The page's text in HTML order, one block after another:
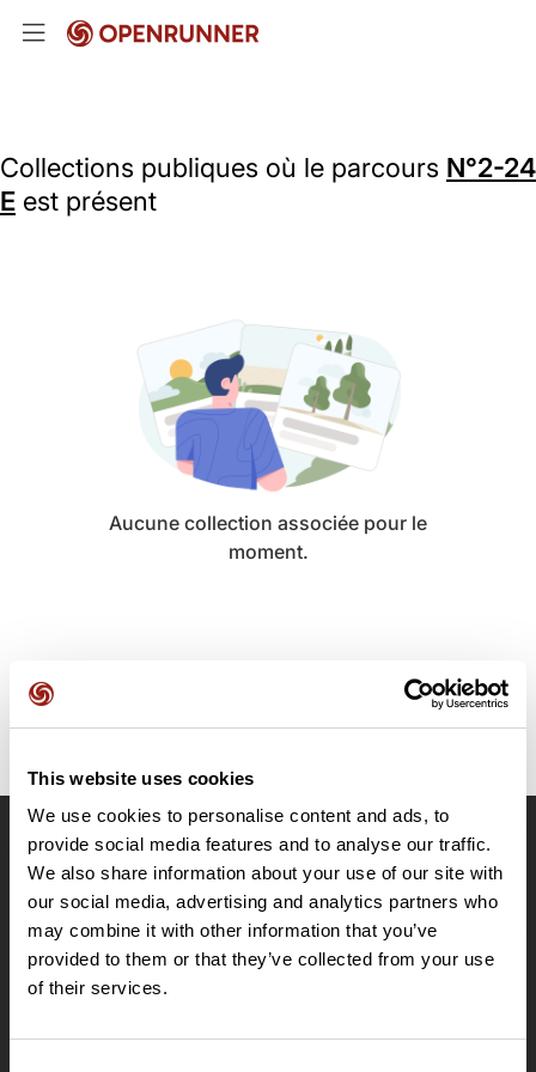
This website uses cookies
We use cookies to personalise content and ads, to
provide social media features and to analyse our traffic.
We also share information about your use of our site with
our social media, advertising and analytics partners who
may combine it with other information that you’ve
provided to them or that they’ve collected from your use
of their services.
Collections publiques où le parcours N°2-24
E est présent
Aucune collection associée pour le
moment.
OpenRunner
Equipe
Carrières
À propos
Contact